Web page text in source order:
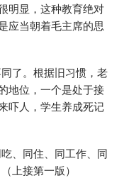
明显，这种教育绝对
应当朝着毛主席的思
了。根据旧习惯，老
地位，一个是处于接
吓人，学生养成死记
、同住、同工作、同
上接第一版）